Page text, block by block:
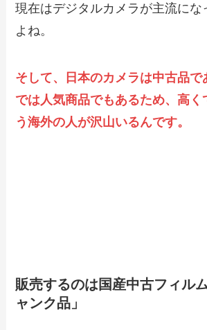
現在はデジタルカメラが主流にな
よね。
そして、日本のカメラは中古品で
では人気商品でもあるため、高く
う海外の人が沢山いるんです。
販売するのは国産中古フィル
ャンク品」